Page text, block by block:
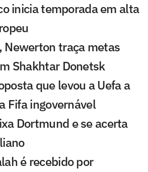
inicia temporada em alta
Newerton traça metas
Shakhtar Donetsk
que levou a Uefa a
Fifa ingovernável
Dortmund e se acerta
é recebido por